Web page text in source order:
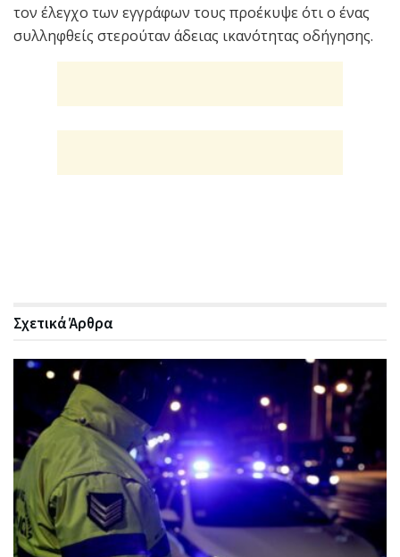
τον έλεγχο των εγγράφων τους προέκυψε ότι ο ένας
συλληφθείς στερούταν άδειας ικανότητας οδήγησης.
ΣχετικάΆρθρα